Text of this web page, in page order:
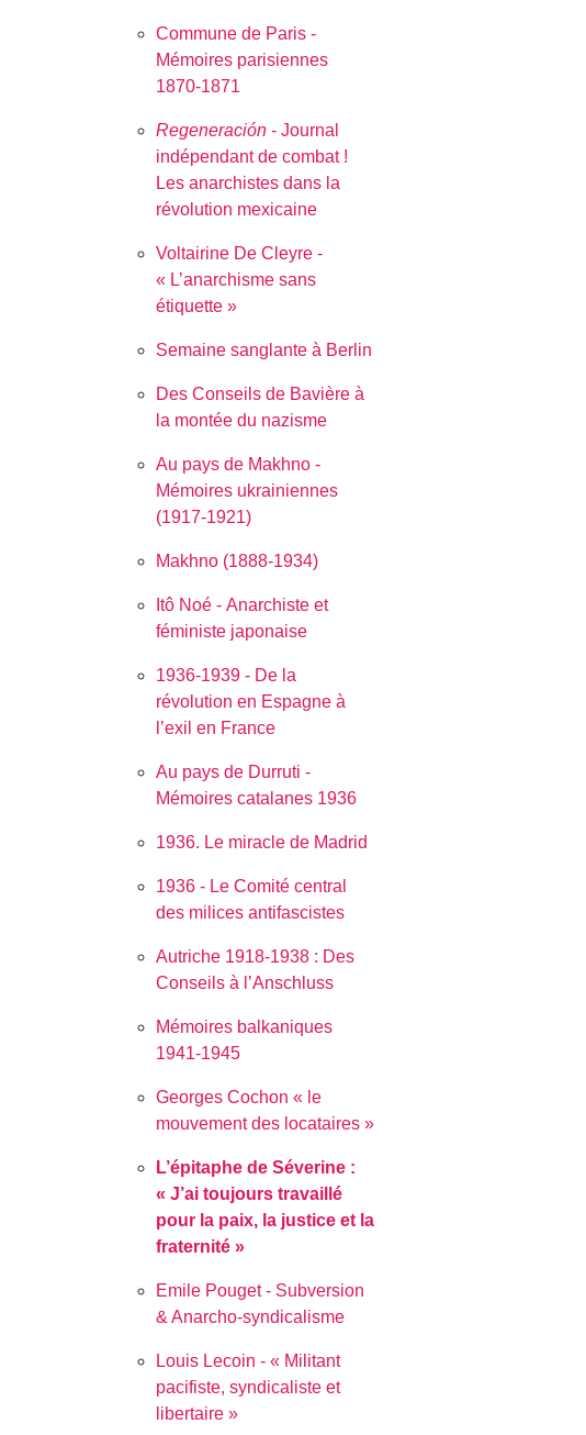
Commune de Paris -
Mémoires parisiennes
1870-1871
Regeneración - Journal
indépendant de combat !
Les anarchistes dans la
révolution mexicaine
Voltairine De Cleyre -
« L’anarchisme sans
étiquette »
Semaine sanglante à Berlin
Des Conseils de Bavière à
la montée du nazisme
Au pays de Makhno -
Mémoires ukrainiennes
(1917-1921)
Makhno (1888-1934)
Itô Noé - Anarchiste et
féministe japonaise
1936-1939 - De la
révolution en Espagne à
l’exil en France
Au pays de Durruti -
Mémoires catalanes 1936
1936. Le miracle de Madrid
1936 - Le Comité central
des milices antifascistes
Autriche 1918-1938 : Des
Conseils à l’Anschluss
Mémoires balkaniques
1941-1945
Georges Cochon « le
mouvement des locataires »
L’épitaphe de Séverine :
J’ai toujours travaillé
pour la paix, la justice et la
fraternité
Emile Pouget - Subversion
& Anarcho-syndicalisme
Louis Lecoin - « Militant
pacifiste, syndicaliste et
libertaire »